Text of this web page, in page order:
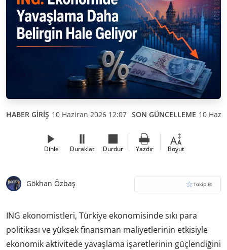
HABER GİRİŞ 10 Haziran 2026 12:07 SON GÜNCELLEME 10
Dinle Duraklat Durdur Yazdır Boyut
Gökhan Özbaş
ING ekonomistleri, Türkiye ekonomisinde sıkı para
politikası ve yüksek finansman maliyetlerinin etkisiyle
ekonomik aktivitede yavaşlama işaretlerinin güçlendiğini